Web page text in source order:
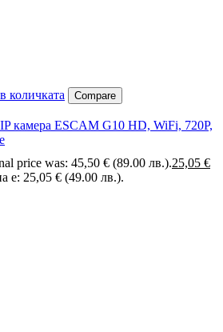
количката Compare
камера ESCAM G10 HD, WiFi, 720P,
price was: 45,50 € (89.00 лв.).25,05 €
е: 25,05 € (49.00 лв.).